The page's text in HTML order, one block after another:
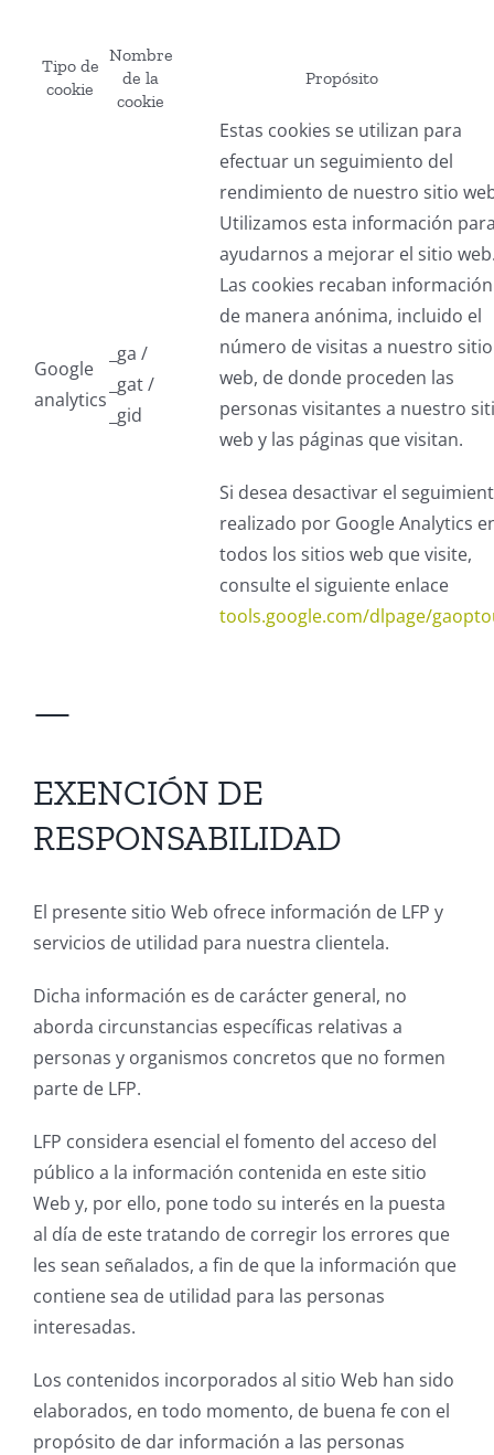
Tipo de
cookie
Nombre
de la
cookie
Propósito
Google
analytics
_ga /
_gat /
_gid
Estas cookies se utilizan para
efectuar un seguimiento del
rendimiento de nuestro sitio
Utilizamos esta información
ayudarnos a mejorar el sitio
Las cookies recaban información
de manera anónima, incluido el
número de visitas a nuestro sitio
web, de donde proceden las
personas visitantes a nuestro
web y las páginas que visitan.
Si desea desactivar el
realizado por Google Analytics
todos los sitios web que visite,
consulte el siguiente enlace
tools.google.com/dlpage/
—
EXENCIÓN DE
RESPONSABILIDAD
El presente sitio Web ofrece información de LFP y
servicios de utilidad para nuestra clientela.
Dicha información es de carácter general, no
aborda circunstancias específicas relativas a
personas y organismos concretos que no formen
parte de LFP.
LFP considera esencial el fomento del acceso del
público a la información contenida en este sitio
Web y, por ello, pone todo su interés en la puesta
al día de este tratando de corregir los errores que
les sean señalados, a fin de que la información que
contiene sea de utilidad para las personas
interesadas.
Los contenidos incorporados al sitio Web han sido
elaborados, en todo momento, de buena fe con el
propósito de dar información a las personas